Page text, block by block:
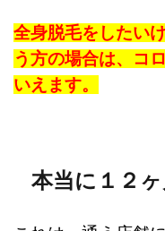
全身脱毛をしたい
う方の場合は、コ
いえます。
本当に１２